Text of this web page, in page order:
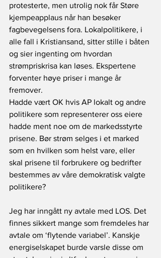
protesterte, men utrolig nok får Støre
kjempeapplaus når han besøker
fagbevegelsens fora. Lokalpolitikere, i
alle fall i Kristiansand, sitter stille i båten
og sier ingenting om hvordan
strømpriskrisa kan løses. Ekspertene
forventer høye priser i mange år
fremover.
Hadde vært OK hvis AP lokalt og andre
politikere som representerer oss eiere
hadde ment noe om de markedsstyrte
prisene. Bør strøm selges i et marked
som en hvilken som helst vare, eller
skal prisene til forbrukere og bedrifter
bestemmes av våre demokratisk valgte
politikere?
Jeg har inngått ny avtale med LOS. Det
finnes sikkert mange som fremdeles har
avtale om ‘flytende variabel’. Kanskje
energiselskapet burde varsle disse om